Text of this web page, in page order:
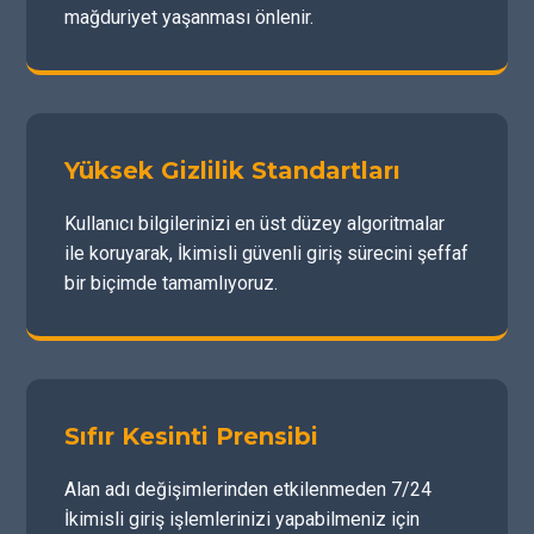
mağduriyet yaşanması önlenir.
Yüksek Gizlilik Standartları
Kullanıcı bilgilerinizi en üst düzey algoritmalar
ile koruyarak, İkimisli güvenli giriş sürecini şeffaf
bir biçimde tamamlıyoruz.
Sıfır Kesinti Prensibi
Alan adı değişimlerinden etkilenmeden 7/24
İkimisli giriş işlemlerinizi yapabilmeniz için